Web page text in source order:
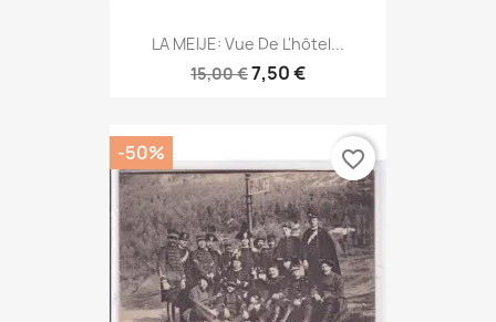
LA MEIJE: Vue De L'hôtel...
15,00 €7,50 €
-50% favorite_border